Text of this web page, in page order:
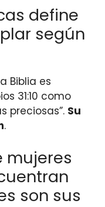
define
según
Biblia es
31:10 como
preciosas”. Su
.
mujeres
son sus